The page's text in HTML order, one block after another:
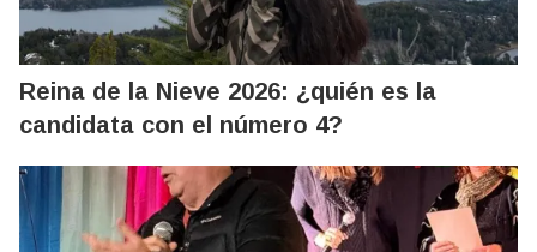
Reina de la Nieve 2026: ¿quién es la
candidata con el número 4?